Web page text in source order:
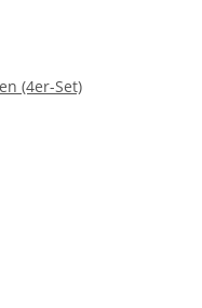
(4er-Set)